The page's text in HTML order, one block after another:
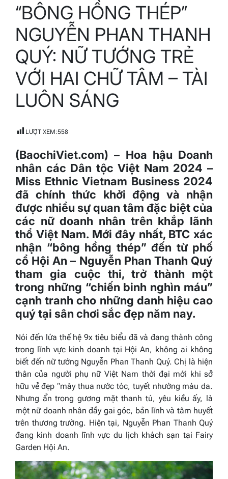
read
time
“BÔNG HỒNG THÉP”
NGUYỄN PHAN THANH
QUÝ: NỮ TƯỚNG TRẺ
VỚI HAI CHỮ TÂM – TÀI
LUÔN SÁNG
LƯỢT XEM:558
(BaochiViet.com) – Hoa hậu Doanh
nhân các Dân tộc Việt Nam 2024 –
Miss Ethnic Vietnam Business 2024
đã chính thức khởi động và nhận
được nhiều sự quan tâm đặc biệt của
các nữ doanh nhân trên khắp lãnh
thổ Việt Nam. Mới đây nhất, BTC xác
nhận “bông hồng thép” đến từ phố
cổ Hội An – Nguyễn Phan Thanh Quý
tham gia cuộc thi, trở thành một
trong những “chiến binh nghìn máu”
cạnh tranh cho những danh hiệu cao
quý tại sân chơi sắc đẹp năm nay.
Nói đến lứa thế hệ 9x tiêu biểu đã và đang thành công
trong lĩnh vực kinh doanh tại Hội An, không ai không
biết đến nữ tướng Nguyễn Phan Thanh Quý. Chị là hiện
thân của người phụ nữ Việt Nam thời đại mới khi sở
hữu vẻ đẹp “mây thua nước tóc, tuyết nhường màu da.
Nhưng ẩn trong gương mặt thanh tú, yêu kiều ấy, là
một nữ doanh nhân đầy gai góc, bản lĩnh và tâm huyết
trên thương trường. Hiện tại, Nguyễn Phan Thanh Quý
đang kinh doanh lĩnh vực du lịch khách sạn tại Fairy
Garden Hội An.